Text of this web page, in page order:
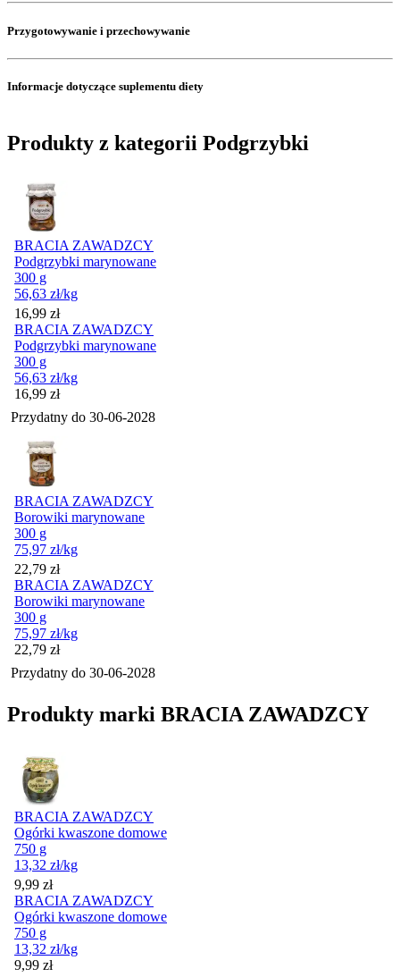
Przygotowywanie i przechowywanie
Informacje dotyczące suplementu diety
Produkty z kategorii Podgrzybki
BRACIA ZAWADZCY
Podgrzybki marynowane
300 g
56,63 zł/kg
Cena
16,99 zł
BRACIA ZAWADZCY
Podgrzybki marynowane
300 g
56,63 zł/kg
Cena
16,99 zł
Przydatny do 30-06-2028
BRACIA ZAWADZCY
Borowiki marynowane
300 g
75,97 zł/kg
Cena
22,79 zł
BRACIA ZAWADZCY
Borowiki marynowane
300 g
75,97 zł/kg
Cena
22,79 zł
Przydatny do 30-06-2028
Produkty marki BRACIA ZAWADZCY
BRACIA ZAWADZCY
Ogórki kwaszone domowe
750 g
13,32 zł/kg
Cena
9,99 zł
BRACIA ZAWADZCY
Ogórki kwaszone domowe
750 g
13,32 zł/kg
Cena
9,99 zł